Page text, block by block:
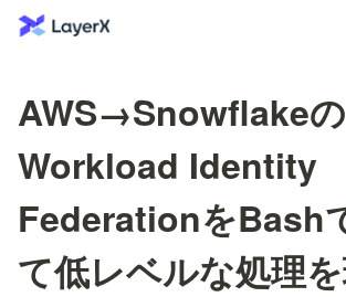
AWS→Snowflakeの
Workload Identity
FederationをBash
て低レベルな処理